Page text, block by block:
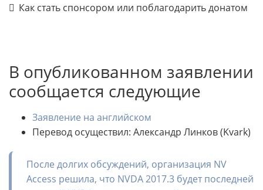
Как стать спонсором или поблагодарить донатом
В опубликованном заявлении
сообщается следующие
Заявление на английском
Перевод осуществил: Александр Линков (Kvark)
После долгих обсуждений, организация NV
Access решила, что NVDA 2017.3 будет последней